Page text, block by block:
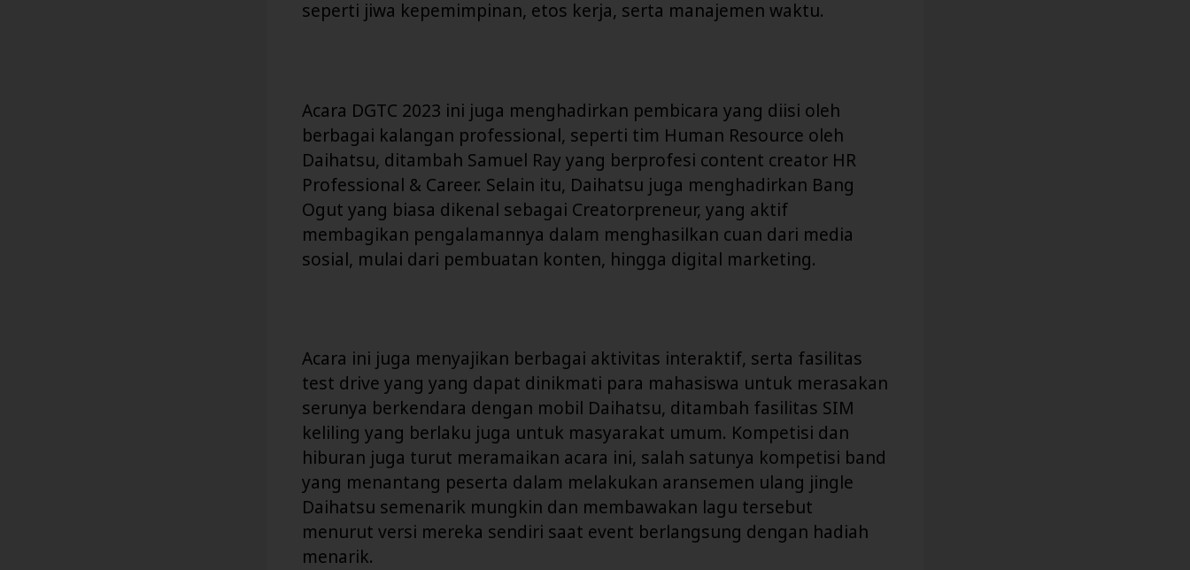
seperti jiwa kepemimpinan, etos kerja, serta manajemen waktu.
Acara DGTC 2023 ini juga menghadirkan pembicara yang diisi oleh
berbagai kalangan professional, seperti tim Human Resource oleh
Daihatsu, ditambah Samuel Ray yang berprofesi content creator HR
Professional & Career. Selain itu, Daihatsu juga menghadirkan Bang
Ogut yang biasa dikenal sebagai Creatorpreneur, yang aktif
membagikan pengalamannya dalam menghasilkan cuan dari media
sosial, mulai dari pembuatan konten, hingga digital marketing.
Acara ini juga menyajikan berbagai aktivitas interaktif, serta fasilitas
test drive yang yang dapat dinikmati para mahasiswa untuk merasakan
serunya berkendara dengan mobil Daihatsu, ditambah fasilitas SIM
keliling yang berlaku juga untuk masyarakat umum. Kompetisi dan
hiburan juga turut meramaikan acara ini, salah satunya kompetisi band
yang menantang peserta dalam melakukan aransemen ulang jingle
Daihatsu semenarik mungkin dan membawakan lagu tersebut
menurut versi mereka sendiri saat event berlangsung dengan hadiah
menarik.